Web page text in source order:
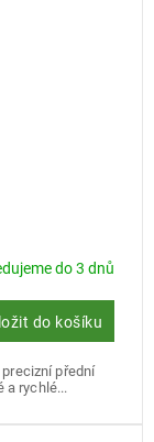
do 3 dnů
do košíku
přední
a rychlé...